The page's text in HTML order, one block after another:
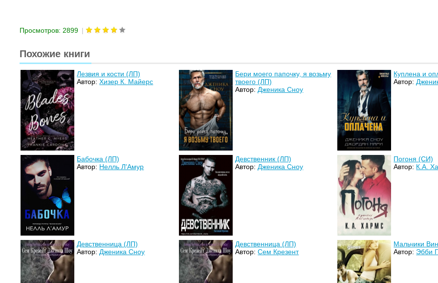
Просмотров: 2899 |
Похожие книги
Лезвия и кости (ЛП)
Автор:Хизер К. Майерс
Бери моего папочку, я возьму
твоего (ЛП)
Автор:Дженика Сноу
Куплена и
Автор:
Бабочка (ЛП)
Автор: Нелль Л'Амур
Девственник (ЛП)
Автор:Дженика Сноу
Погоня (СИ)
Автор: К.А.
Девственница (ЛП)
Автор:Дженика Сноу
Девственница (ЛП)
Автор:Сем Крезент
Мальчики
Автор: Эбби